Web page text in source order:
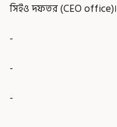
সিইও দফতর (CEO office)।
-
-
-